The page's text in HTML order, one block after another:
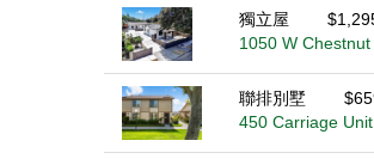
獨立屋
1050 W
聯排別墅
450 Carriage